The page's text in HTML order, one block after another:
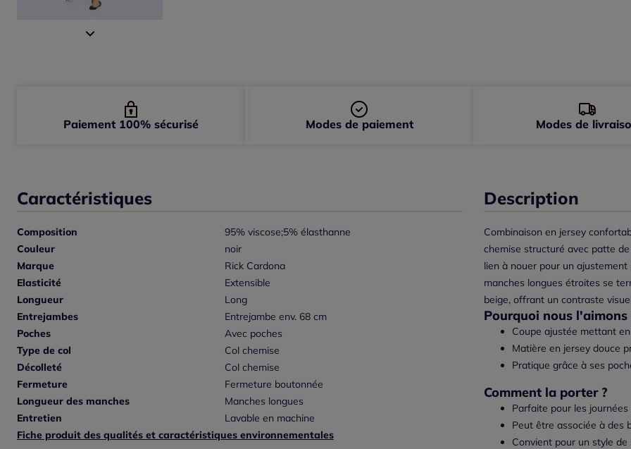
Caractéristiques
Composition
95% viscose;5% élasthanne
Couleur
noir
Marque
Rick Cardona
Elasticité
Extensible
Longueur
Long
Entrejambes
Entrejambe env. 68 cm
Poches
Avec poches
Type de col
Col chemise
Décolleté
Col chemise
Fermeture
Fermeture boutonnée
Longueur des manches
Manches longues
Entretien
Lavable en machine
Fiche produit des qualités et caractéristiques environnementales
Description
Combinaison en jersey
chemise structuré avec patte
lien à nouer pour un
manches longues étroites se
beige, offrant un contraste
Pourquoi nous l'aimons
Coupe ajustée mettant
Matière en jersey douce
Pratique grâce à ses
Comment la porter ?
Parfaite pour les
Peut être associée à des
Convient pour un style
Paiement 100% sécurisé Modes de paiement Modes de